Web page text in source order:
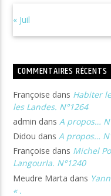
« Juil
COMMENTAIRES RÉCENTS
Françoise dans Habiter
les Landes. N°1264
admin dansA propos…
Didou dansA propos…
Françoise dans Michel
Langourla. N°1240
Meudre Marta dans
« .